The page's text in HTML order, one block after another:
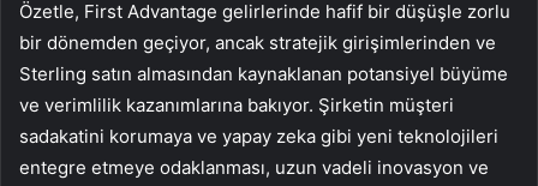
Özetle, First Advantage gelirlerinde hafif bir düşüşle zorlu
bir dönemden geçiyor, ancak stratejik girişimlerinden ve
Sterling satın almasından kaynaklanan potansiyel büyüme
ve verimlilik kazanımlarına bakıyor. Şirketin müşteri
sadakatini korumaya ve yapay zeka gibi yeni teknolojileri
entegre etmeye odaklanması, uzun vadeli inovasyon ve